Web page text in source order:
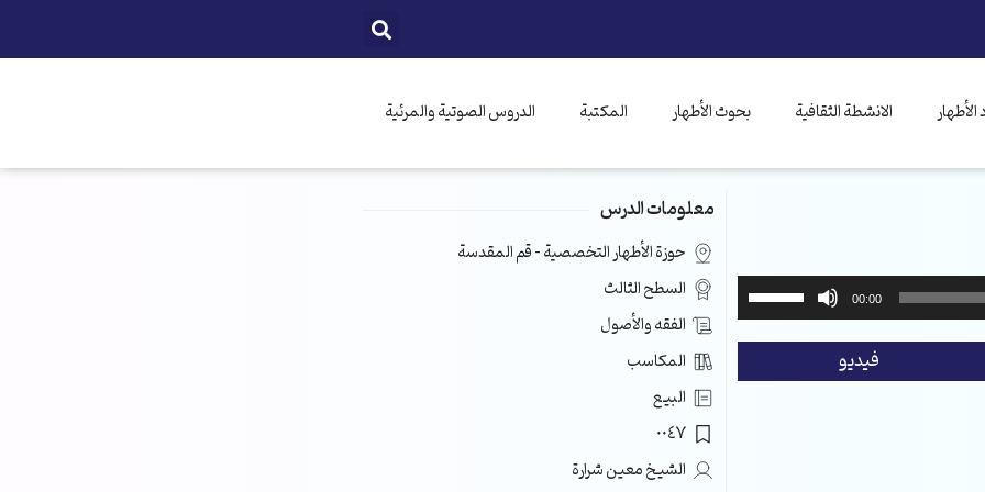
الانشطة الثقافية بحوث الأطهار المكتبة الدروس الصوتية والمرئية
00:00
استخدم
الأسهم
فيديو
معلومات الدرس
حوزة الأطهار التخصصية – قم المقدسة
السطح الثالث
الفقه والأصول
المكاسب
البيع
0047
الشيخ معين شرارة